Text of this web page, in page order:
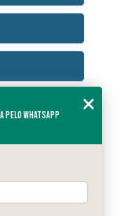
pelo WhatsApp